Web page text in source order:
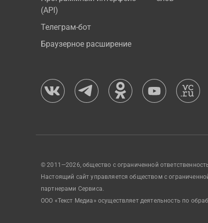
(API)
Телеграм-бот
Браузерное расширение
© 2011—2026, общество с ограниченной
Настоящий сайт управляется обществом с
партнерами Сервиса.
ООО «Текст Медиа» осуществляет деятельность по